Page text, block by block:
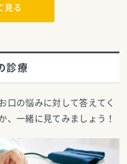
見る
診療
口の悩みに対して答えてく
、一緒に見てみましょう！